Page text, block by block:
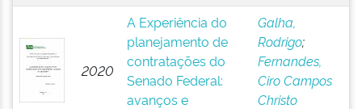
2020
A Experiência do
planejamento de
contratações do
Senado Federal:
avanços e
Galha,
Rodrigo;
Fernandes,
Ciro Campos
Christo